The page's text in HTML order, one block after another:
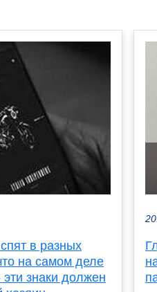
в разных
на самом деле
эти знаки должен